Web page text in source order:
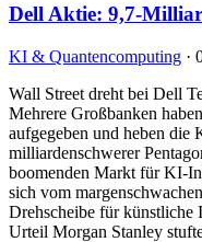
Dell Aktie: 9,7-
KI & Quantencomputing ·
Wall Street dreht bei Dell
Mehrere Großbanken
aufgegeben und heben die
milliardenschwerer
boomenden Markt für KI-
sich vom
Drehscheibe für
Urteil Morgan Stanley